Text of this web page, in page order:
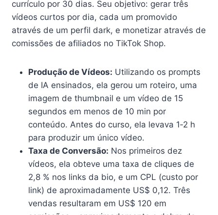
currículo por 30 dias. Seu objetivo: gerar três
vídeos curtos por dia, cada um promovido
através de um perfil dark, e monetizar através de
comissões de afiliados no TikTok Shop.
Produção de Vídeos: Utilizando os prompts
de IA ensinados, ela gerou um roteiro, uma
imagem de thumbnail e um vídeo de 15
segundos em menos de 10 min por
conteúdo. Antes do curso, ela levava 1‑2 h
para produzir um único vídeo.
Taxa de Conversão: Nos primeiros dez
vídeos, ela obteve uma taxa de cliques de
2,8 % nos links da bio, e um CPL (custo por
link) de aproximadamente US$ 0,12. Três
vendas resultaram em US$ 120 em